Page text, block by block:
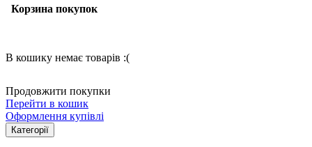
Корзина покупок
В кошику немає товарів :(
Продовжити покупки
Перейти в кошик
Оформлення купівлі
Категорії